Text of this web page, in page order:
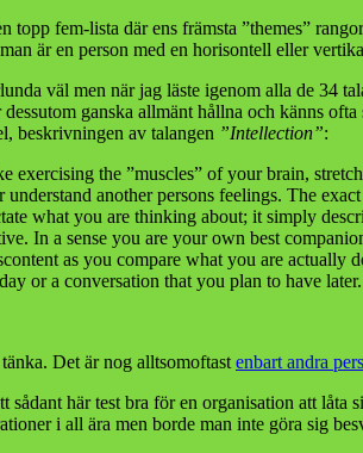
topp fem-lista där ens främsta ”themes”
är en person med en horisontell eller
väl men när jag läste igenom alla de 34
ganska allmänt hållna och känns ofta
beskrivningen av talangen ”Intellection”:
the ”muscles” of your brain,
another persons feelings. The
what you are thinking about; it simply
In a sense you are your own best
as you compare what you are
or a conversation that you plan to have
Det är nog alltsomoftast enbart andra
sådant här test bra för en organisation att
i all ära men borde man inte göra sig